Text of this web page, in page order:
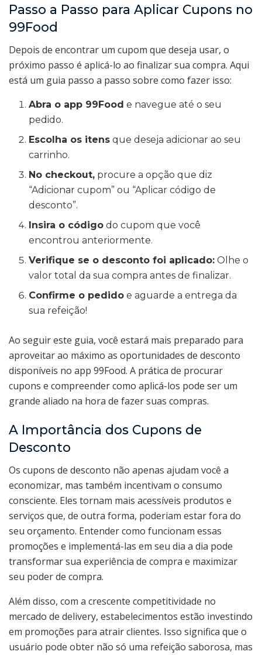
Passo a Passo para Aplicar Cupons no
99Food
Depois de encontrar um cupom que deseja usar, o
próximo passo é aplicá-lo ao finalizar sua compra. Aqui
está um guia passo a passo sobre como fazer isso:
Abra o app 99Food e navegue até o seu
pedido.
Escolha os itens que deseja adicionar ao seu
carrinho.
No checkout, procure a opção que diz
“Adicionar cupom” ou “Aplicar código de
desconto”.
Insira o código do cupom que você
encontrou anteriormente.
Verifique se o desconto foi aplicado: Olhe o
valor total da sua compra antes de finalizar.
Confirme o pedido e aguarde a entrega da
sua refeição!
Ao seguir este guia, você estará mais preparado para
aproveitar ao máximo as oportunidades de desconto
disponíveis no app 99Food. A prática de procurar
cupons e compreender como aplicá-los pode ser um
grande aliado na hora de fazer suas compras.
A Importância dos Cupons de
Desconto
Os cupons de desconto não apenas ajudam você a
economizar, mas também incentivam o consumo
consciente. Eles tornam mais acessíveis produtos e
serviços que, de outra forma, poderiam estar fora do
seu orçamento. Entender como funcionam essas
promoções e implementá-las em seu dia a dia pode
transformar sua experiência de compra e maximizar
seu poder de compra.
Além disso, com a crescente competitividade no
mercado de delivery, estabelecimentos estão investindo
em promoções para atrair clientes. Isso significa que o
usuário pode obter não só uma refeição saborosa, mas